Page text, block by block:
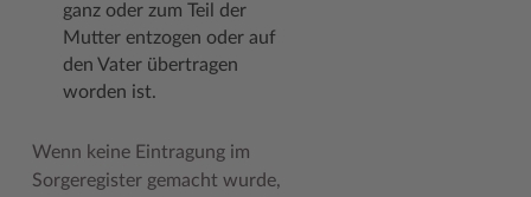
ganz oder zum Teil der
Mutter entzogen oder auf
den Vater übertragen
worden ist.
Wenn keine Eintragung im
Sorgeregister gemacht wurde,